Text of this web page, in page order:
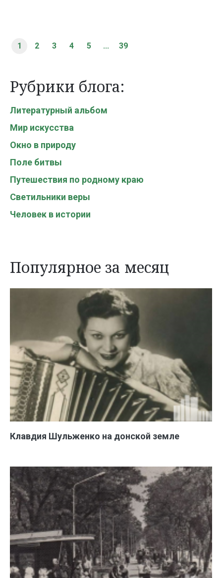
1 2 3 4 5 ... 39
Рубрики блога:
Литературный альбом
Мир искусства
Окно в природу
Поле битвы
Путешествия по родному краю
Светильники веры
Человек в истории
Популярное за месяц
Клавдия Шульженко на донской земле